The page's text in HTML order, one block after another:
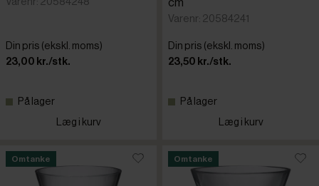
Din pris (ekskl. moms)
23,00 kr./stk.
På lager
Læg i kurv
cm
Varenr: 20584241
Din pris (ekskl. moms)
23,50 kr./stk.
På lager
Læg i kurv
Omtanke Omtanke